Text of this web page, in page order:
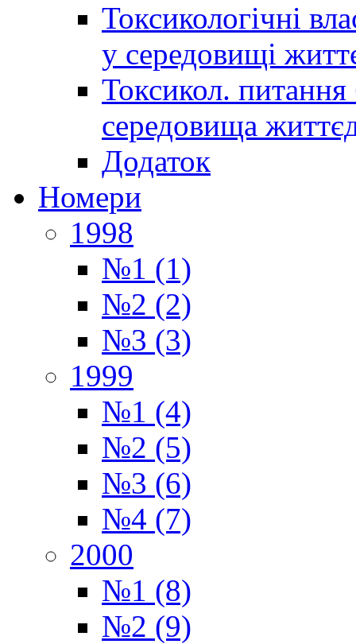
Токсикологічні
у середовищі
Токсикол. питання
середовища
Додаток
Номери
1998
№1 (1)
№2 (2)
№3 (3)
1999
№1 (4)
№2 (5)
№3 (6)
№4 (7)
2000
№1 (8)
№2 (9)